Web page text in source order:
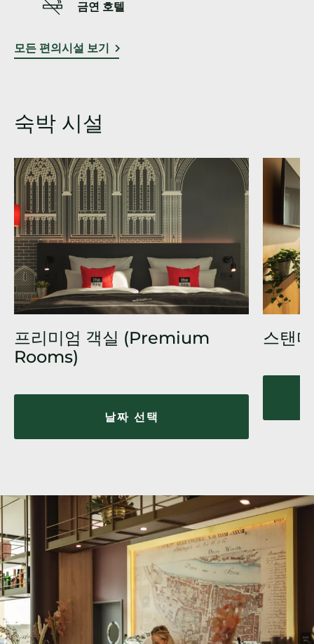
금연 호텔
모든 편의시설 보기
숙박 시설
프리미엄 객실 (Premium
Rooms)
날짜 선택
스탠